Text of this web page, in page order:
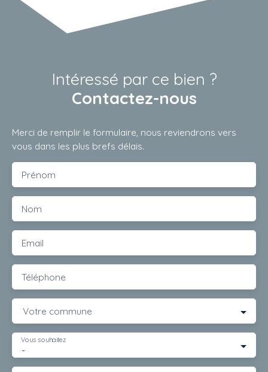
Intéressé par ce bien ?
Contactez-nous
Merci de remplir le formulaire, nous reviendrons vers
vous dans les plus brefs délais.
Prénom
Nom
Email
Téléphone
Votre commune
-
Vous souhaitez